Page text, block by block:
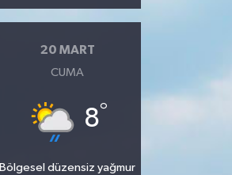
20 MART
CUMA
8°
Bölgesel düzensiz yağmur